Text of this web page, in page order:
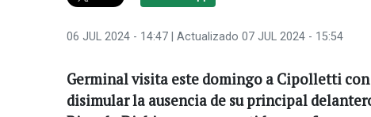
06 JUL 2024 - 14:47 | Actualizado 07 JUL 2024 - 15:54
Germinal visita este domingo a Cipolletti
disimular la ausencia de su principal